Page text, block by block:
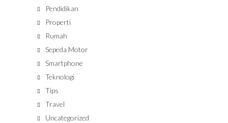
Pendidikan
Properti
Rumah
Sepeda Motor
Smartphone
Teknologi
Tips
Travel
Uncategorized